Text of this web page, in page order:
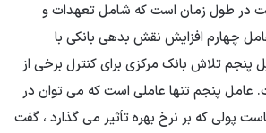
در طول زمان است که شامل تعهدات و
چهارم افزایش نقش بدهی بانکی با
پنجم تلاش بانک مرکزی برای کنترل برخی از
عامل پنجم تنها عاملی است که می توان در
پولی که بر نرخ بهره تأثیر می گذارد ، گفت